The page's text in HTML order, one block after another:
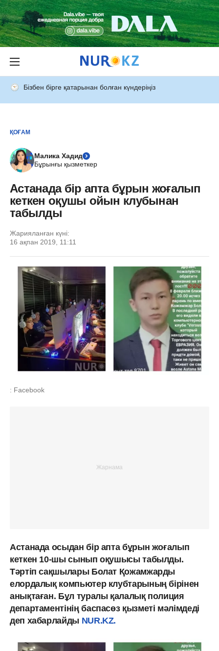
Бізбен бірге қатарынан болған күндеріңіз
ҚОҒАМ
Малика Хадид
Бұрынғы қызметкер
Астанада бір апта бұрын жоғалып
кеткен оқушы ойын клубынан
табылды
Жарияланған күні:
16 ақпан 2019, 11:11
: Facebook
Астанада осыдан бір апта бұрын жоғалып
кеткен 10-шы сынып оқушысы табылды.
Тәртіп сақшылары Болат Қожамжарды
елордалық компьютер клубтарының бірінен
анықтаған. Бұл туралы қалалық полиция
департаментінің баспасөз қызметі мәлімдеді
деп хабарлайды NUR.KZ.